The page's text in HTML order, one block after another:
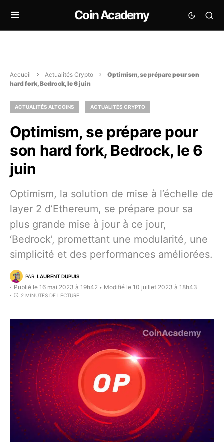
Coin Academy
Accueil Actualités Crypto
Optimism, se prépare pour son
hard fork, Bedrock, le 6 juin
ACTUALITÉS ALTCOINS ACTUALITÉS CRYPTO
Optimism, se prépare pour
son hard fork, Bedrock, le 6
juin
Optimism, la solution de mise à l’échelle de
layer 2 d’Ethereum, se prépare pour sa
plus grande mise à jour à ce jour,
‘Bedrock’, promettant une modularité, une
simplicité et des performances améliorées.
PAR LAURENT DUPUIS
Publié le 16 mai 2023 à 19h42 • Modifié le 10 juillet 2023 à 18h43
2 MINUTES DE LECTURE